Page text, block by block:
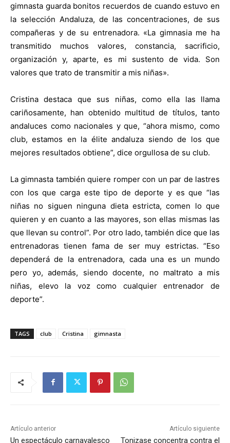
gimnasta guarda bonitos recuerdos de cuando estuvo en
la selección Andaluza, de las concentraciones, de sus
compañeras y de su entrenadora. «La gimnasia me ha
transmitido muchos valores, constancia, sacrificio,
organización y, aparte, es mi sustento de vida. Son
valores que trato de transmitir a mis niñas».
Cristina destaca que sus niñas, como ella las llama
cariñosamente, han obtenido multitud de títulos, tanto
andaluces como nacionales y que, “ahora mismo, como
club, estamos en la élite andaluza siendo de los que
mejores resultados obtiene”, dice orgullosa de su club.
La gimnasta también quiere romper con un par de lastres
con los que carga este tipo de deporte y es que “las
niñas no siguen ninguna dieta estricta, comen lo que
quieren y en cuanto a las mayores, son ellas mismas las
que llevan su control”. Por otro lado, también dice que las
entrenadoras tienen fama de ser muy estrictas. “Eso
dependerá de la entrenadora, cada una es un mundo
pero yo, además, siendo docente, no maltrato a mis
niñas, elevo la voz como cualquier entrenador de
deporte”.
TAGS club Cristina gimnasta
Artículo anterior
Un espectáculo carnavalesco
Artículo siguiente
Tonizase concentra contra el